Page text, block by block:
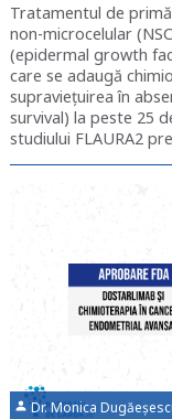
Tratamentul de
non-microcelular
(epidermal growth
care se adaugă
supravieţuirea în
survival) la peste 25
studiului FLAURA2
Dr. Monica